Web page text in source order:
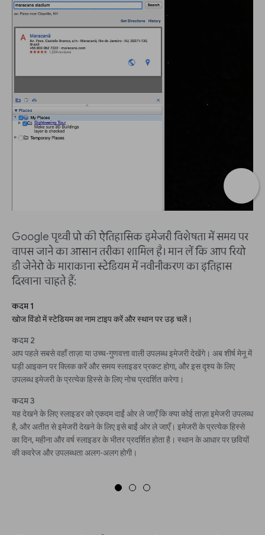
Google पृथ्वी प्रो की ऐतिहासिक इमेजरी विशेषता में समय पर
वापस जाने का आसान तरीका शामिल है। मान लें कि आप रियो
डी जेनेरो के माराकाना स्टेडियम में नवीनीकरण का इतिहास
दिखाना चाहते हैं:
कदम 1
खोज विंडो में स्टेडियम का नाम टाइप करें और स्थान पर उड़ चलें।
कदम 2
आप पहले सबसे वहाँ ताज़ा या उच्च-गुणवत्ता वाली उपलब्ध इमेजरी देखेंगे। अब शीर्ष मेनू में
घड़ी आइकन पर क्लिक करें और समय स्लाइडर प्रकट होगा, और इस दृश्य के लिए
उपलब्ध इमेजरी के प्रत्येक हिस्से के लिए नोच प्रदर्शित करेगा।
कदम 3
यह देखने के लिए स्लाइडर को एकदम दाईं ओर ले जाएँ कि क्या कोई ताज़ा इमेजरी उपलब्ध
है, और अतीत से इमेजरी देखने के लिए इसे बाईं ओर ले जाएँ। इमेजरी के प्रत्येक हिस्से
का दिन, महीना और वर्ष स्लाइडर के भीतर प्रदर्शित होता है। स्थान के आधार पर छवियों
की कवरेज और उपलब्धता अलग-अलग होगी।